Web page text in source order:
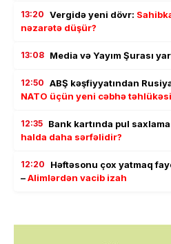
13:20 Vergidə yeni dövr:
nəzarətə düşür?
13:08 Media və Yayım Şurası
12:50 ABŞ kəşfiyyatından
NATO üçün yeni cəbhə
12:35 Bank kartında pul
halda daha sərfəlidir?
12:20
Həftəsonu çox yatmaq
–Alimlərdən vacib izah